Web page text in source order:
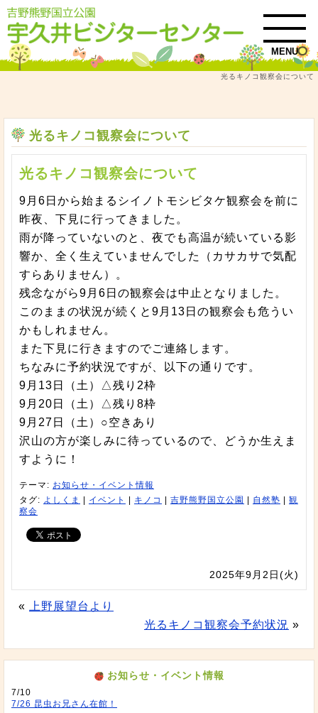
MENU
光るキノコ観察会について
光るキノコ観察会について
光るキノコ観察会について
9月6日から始まるシイノトモシビタケ観察会を前に
昨夜、下見に行ってきました。
雨が降っていないのと、夜でも高温が続いている影
響か、全く生えていませんでした（カサカサで気配
すらありません）。
残念ながら9月6日の観察会は中止となりました。
このままの状況が続くと9月13日の観察会も危うい
かもしれません。
また下見に行きますのでご連絡します。
ちなみに予約状況ですが、以下の通りです。
9月13日（土）△残り2枠
9月20日（土）△残り8枠
9月27日（土）○空きあり
沢山の方が楽しみに待っているので、どうか生えま
すように！
テーマ: お知らせ・イベント情報
タグ: よしくま イベント キノコ 吉野熊野国立公園 自然塾
観
察会
2025年9月2日(火)
«
上野展望台より
光るキノコ観察会予約状況 »
お知らせ・イベント情報
7/10
7/26 昆虫お兄さん在館！